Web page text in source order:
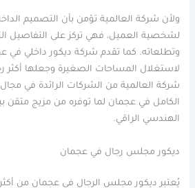
ولأن شركة العالمية تؤمن بأن التصميم
لشخصية العميل، فهي تركز على التفاصيل
وتطلعاته. كما تقدم شركة ديكور داخلي في
لاستغلال المساحات الصغيرة وجعلها أكثر
شركة العالمية من الشركات الرائدة في
الكامل في عجمان لما توفره من مزيج متقن
الهندسي الراقي.
ديكور مجلس رجال في عجمان
يُعتبر ديكور مجلس الرجال في عجمان من أكثر